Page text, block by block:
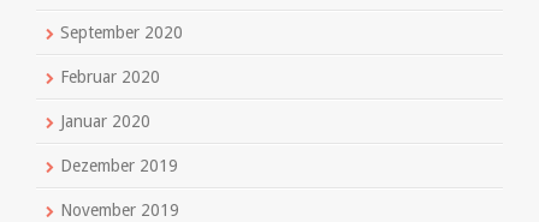
September 2020
Februar 2020
Januar 2020
Dezember 2019
November 2019